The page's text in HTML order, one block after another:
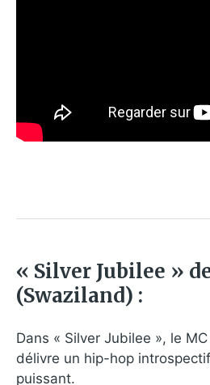
« Silver Jubilee »
(Swaziland) :
Dans « Silver Jubilee », le
délivre un hip-hop
puissant.